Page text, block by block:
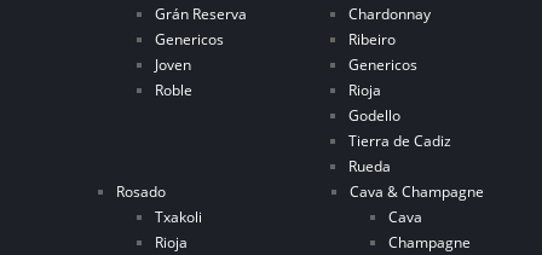
Grán Reserva
Genericos
Joven
Roble
Chardonnay
Ribeiro
Genericos
Rioja
Godello
Tierra de Cadiz
Rueda
Rosado
Txakoli
Rioja
Cava & Champagne
Cava
Champagne